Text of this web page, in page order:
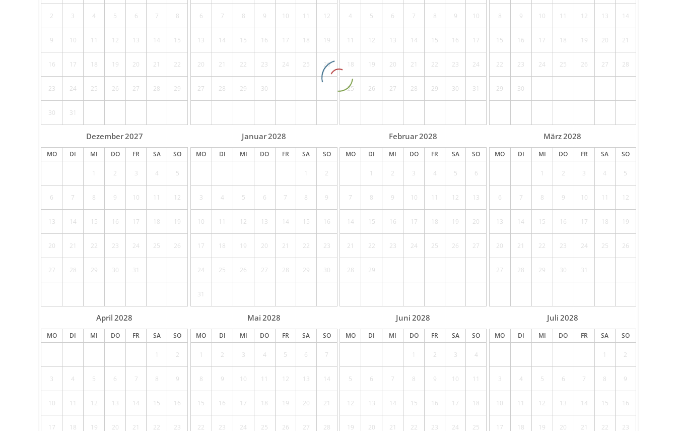
2 3 4 5 6 7 8
9 10 11 12 13 14 15
16 17 18 19 20 21 22
23 24 25 26 27 28 29
30 31
6 7 8 9 10 11 12
13 14 15 16 17 18 19
20 21 22 23 24 25 26
27 28 29 30
4 5 6 7 8 9 10
11 12 13 14 15 16 17
18 19 20 21 22 23 24
25 26 27 28 29 30 31
8 9 10 11 12 13 14
15 16 17 18 19 20 21
22 23 24 25 26 27 28
29 30
Dezember2027
MO DI MI DO FR SA SO
1 2 3 4 5
6 7 8 9 10 11 12
13 14 15 16 17 18 19
20 21 22 23 24 25 26
27 28 29 30 31
Januar2028
MO DI MI DO FR SA SO
1 2
3 4 5 6 7 8 9
10 11 12 13 14 15 16
17 18 19 20 21 22 23
24 25 26 27 28 29 30
31
Februar2028
MO DI MI DO FR SA SO
1 2 3 4 5 6
7 8 9 10 11 12 13
14 15 16 17 18 19 20
21 22 23 24 25 26 27
28 29
März2028
MO DI MI DO FR SA SO
1 2 3 4 5
6 7 8 9 10 11 12
13 14 15 16 17 18 19
20 21 22 23 24 25 26
27 28 29 30 31
April 2028
MO DI MI DO FR SA SO
1 2
3 4 5 6 7 8 9
10 11 12 13 14 15 16
17 18 19 20 21 22 23
Mai 2028
MO DI MI DO FR SA SO
1 2 3 4 5 6 7
8 9 10 11 12 13 14
15 16 17 18 19 20 21
22 23 24 25 26 27 28
Juni 2028
MO DI MI DO FR SA SO
1 2 3 4
5 6 7 8 9 10 11
12 13 14 15 16 17 18
19 20 21 22 23 24 25
Juli 2028
MO DI MI DO FR SA SO
1 2
3 4 5 6 7 8 9
10 11 12 13 14 15 16
17 18 19 20 21 22 23